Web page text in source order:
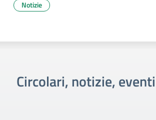
Notizie
Circolari, notizie,